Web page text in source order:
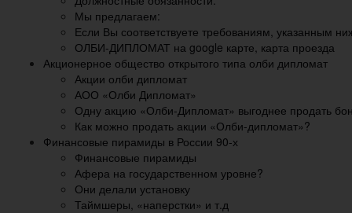
Мы предлагаем:
Если Вы соответствуете требованиям, указанным
ОЛБИ-ДИПЛОМАТ на google карте, карта проезда
Акционерное общество открытого типа олби дипломат
Акции олби дипломат
АОО «Олби Дипломат»
Одну акцию «Олби-Дипломат» выгоднее продать
Как можно продать акции «Олби-дипломат»?
Финансовые пирамиды в России 90-х
Финансовые пирамиды
Афера на государственном уровне?
Они делали установку
Таймшеры, «наперстки» и т.д